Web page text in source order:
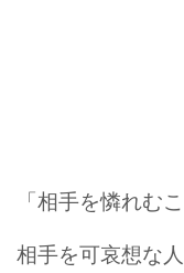
「相手を憐れむ
相手を可哀想な